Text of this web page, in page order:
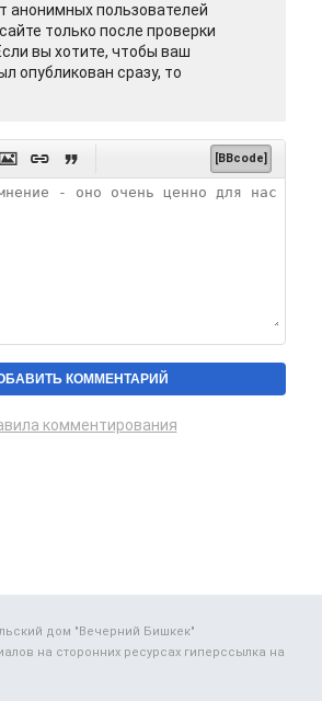
анонимных пользователей
только после проверки
вы хотите, чтобы ваш
опубликован сразу, то
   [BBcode]
комментирования
дом "Вечерний Бишкек"
на сторонних ресурсах гиперссылка на